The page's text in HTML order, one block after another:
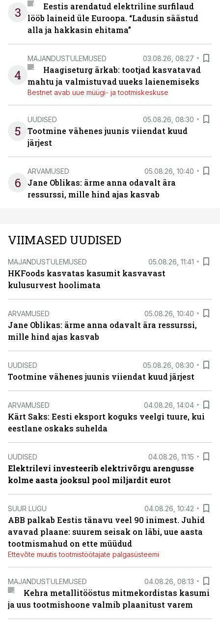
3
Eestis arendatud elektriline surfilaud
lööb laineid üle Euroopa. “Ladusin säästud
alla ja hakkasin ehitama”
4
MAJANDUSTULEMUSED 03.08.26, 08:27
Haagiseturg ärkab: tootjad kasvatavad
mahtu ja valmistuvad uueks laienemiseks
Bestnet avab uue müügi- ja tootmiskeskuse
5
UUDISED 05.08.26, 08:30
Tootmine vähenes juunis viiendat kuud
järjest
6
ARVAMUSED 05.08.26, 10:40
Jane Oblikas: ärme anna odavalt ära
ressurssi, mille hind ajas kasvab
VIIMASED UUDISED
MAJANDUSTULEMUSED 05.08.26, 11:41
HKFoods kasvatas kasumit kasvavast
kulusurvest hoolimata
ARVAMUSED 05.08.26, 10:40
Jane Oblikas: ärme anna odavalt ära ressurssi,
mille hind ajas kasvab
UUDISED 05.08.26, 08:30
Tootmine vähenes juunis viiendat kuud järjest
ARVAMUSED 04.08.26, 14:04
Kärt Saks: Eesti eksport koguks veelgi tuure, kui
eestlane oskaks suhelda
UUDISED 04.08.26, 11:15
Elektrilevi investeerib elektrivõrgu arengusse
kolme aasta jooksul pool miljardit eurot
SUUR LUGU 04.08.26, 10:42
ABB palkab Eestis tänavu veel 90 inimest. Juhid
avavad plaane: suurem seisak on läbi, uue aasta
tootmismahud on ette müüdud
Ettevõte muutis tootmistöötajate palgasüsteemi
MAJANDUSTULEMUSED 04.08.26, 08:13
Kehra metallitööstus mitmekordistas kasumi
ja uus tootmishoone valmib plaanitust varem